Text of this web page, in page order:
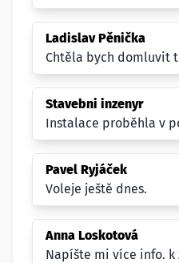
Ladislav Pěnička
Chtěla bych domluvit
Stavebni inzenyr
Instalace proběhla v
Pavel Ryjáček
Voleje ještě dnes.
Anna Loskotová
Napíšte mi více info. k